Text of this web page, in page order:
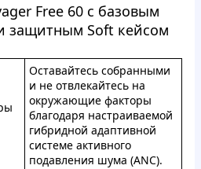
Free 60 с базовым
защитным Soft кейсом
Оставайтесь собранными
и не отвлекайтесь на
окружающие факторы
благодаря настраиваемой
гибридной адаптивной
системе активного
подавления шума (ANC).